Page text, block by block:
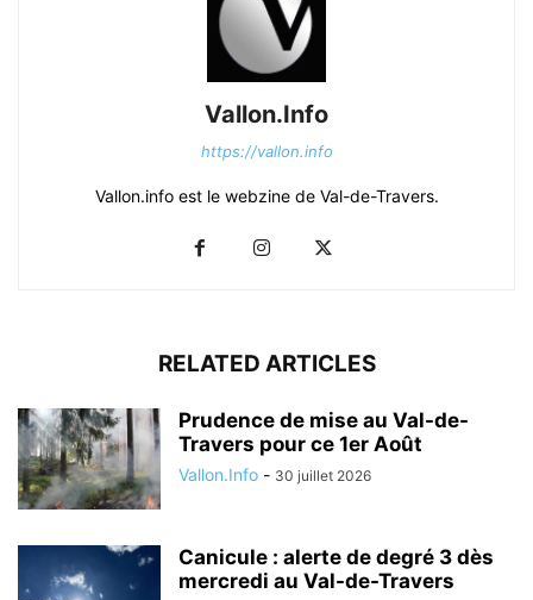
Vallon.Info
https://vallon.info
Vallon.info est le webzine de Val-de-Travers.
RELATED ARTICLES
Prudence de mise au Val-de-
Travers pour ce 1er Août
Vallon.Info - 30 juillet 2026
Canicule : alerte de degré 3 dès
mercredi au Val-de-Travers